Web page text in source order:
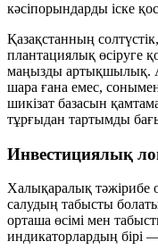
кәсіпорындарды іске
Қазақстанның
плантациялық өсіруге
маңызды артықшылық.
шара ғана емес,
шикізат базасын
тұрғыдан тартымды
Инвестициялық
Халықаралық тәжірибе
салудың табысты
орташа өсімі мен
индикаторлардың бірі